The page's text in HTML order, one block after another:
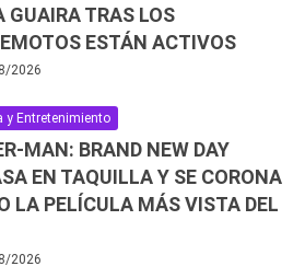
GUAIRA TRAS LOS
ESTÁN ACTIVOS
2026
y Entretenimiento
MAN: BRAND NEW DAY
EN TAQUILLA Y SE CORONA
LA PELÍCULA MÁS VISTA DEL
2026